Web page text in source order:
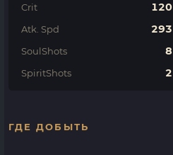
Crit 120
Atk. Spd 293
SoulShots 8
SpiritShots 2
ГДЕ ДОБЫТЬ